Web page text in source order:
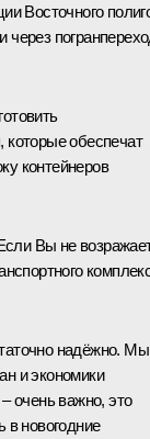
Восточного
через
которые обеспечат
контейнеров
Вы не
надёжно. Мы
и экономики
очень важно, это
в новогодние